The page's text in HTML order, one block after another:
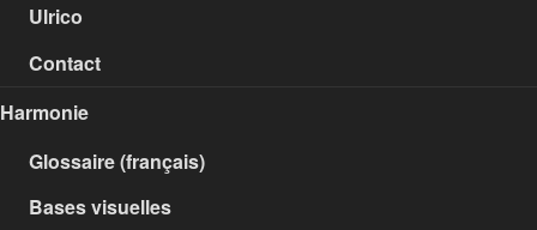
Ulrico
Contact
Harmonie
Glossaire (français)
Bases visuelles